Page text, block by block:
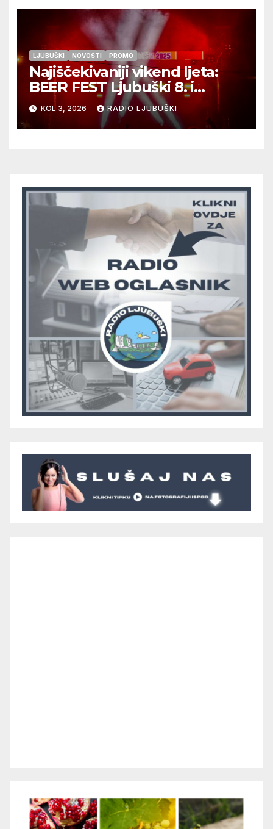
LJUBUŠKI NOVOSTI PROMO
Najiščekivaniji vikend ljeta:
BEER FEST Ljubuški 8. i
9.kolovoza
KOL 3, 2026 RADIO LJUBUŠKI